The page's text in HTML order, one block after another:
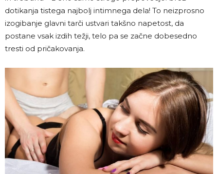
dotikanja tistega najbolj intimnega dela! To neizprosno
izogibanje glavni tarči ustvari takšno napetost, da
postane vsak izdih težji, telo pa se začne dobesedno
tresti od pričakovanja.